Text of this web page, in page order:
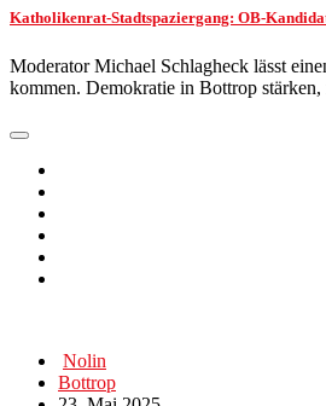
Katholikenrat-Stadtspaziergang: OB-
Moderator Michael Schlagheck lässt
kommen. Demokratie in Bottrop
Nolin
Bottrop